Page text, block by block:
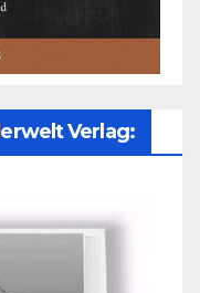
Verlag: